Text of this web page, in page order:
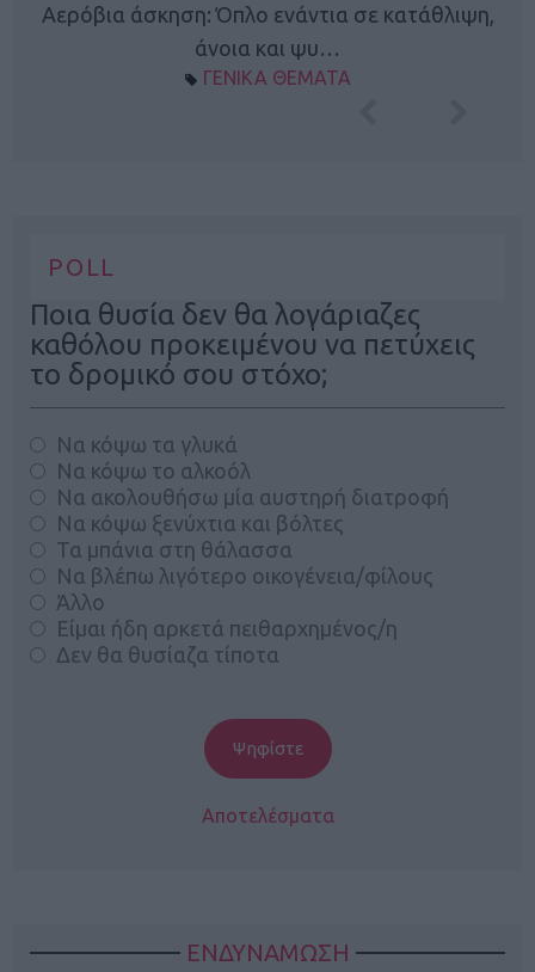
Αερόβια άσκηση: Όπλο ενάντια σε κατάθλιψη,
άνοια και ψυ…
ΓΕΝΙΚΑ ΘΕΜΑΤΑ
POLL
Ποια θυσία δεν θα λογάριαζες
καθόλου προκειμένου να πετύχεις
το δρομικό σου στόχο;
Να κόψω τα γλυκά
Να κόψω το αλκοόλ
Να ακολουθήσω μία αυστηρή διατροφή
Να κόψω ξενύχτια και βόλτες
Τα μπάνια στη θάλασσα
Να βλέπω λιγότερο οικογένεια/φίλους
Άλλο
Είμαι ήδη αρκετά πειθαρχημένος/η
Δεν θα θυσίαζα τίποτα
Αποτελέσματα
ΕΝΔΥΝΑΜΩΣΗ